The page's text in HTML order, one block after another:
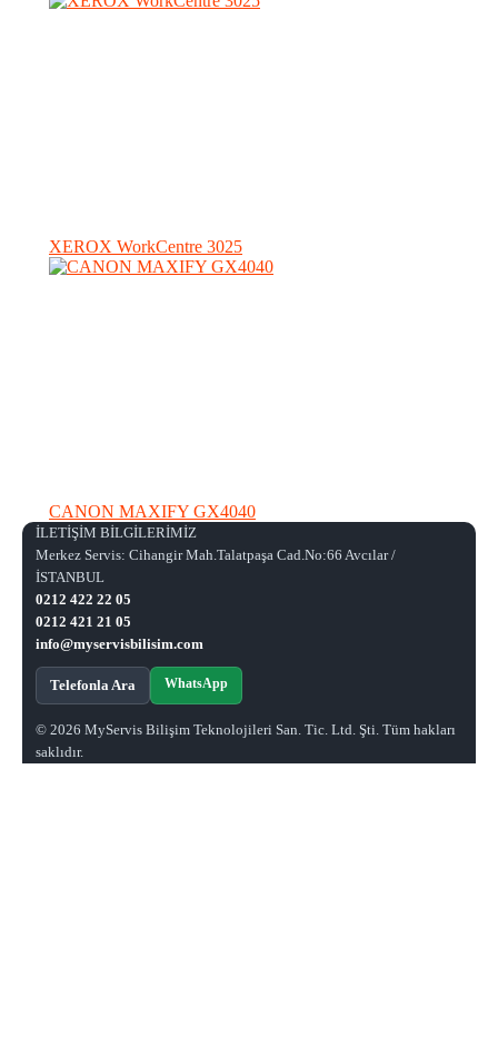
XEROX WorkCentre 3025
CANON MAXIFY GX4040
İLETİŞİM BİLGİLERİMİZ
Merkez Servis: Cihangir Mah.Talatpaşa Cad.No:66 Avcılar /
İSTANBUL
0212 422 22 05
0212 421 21 05
info@myservisbilisim.com
Telefonla Ara WhatsApp
© 2026 MyServis Bilişim Teknolojileri San. Tic. Ltd. Şti. Tüm hakları
saklıdır.